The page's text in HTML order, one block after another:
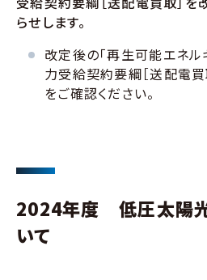
らせします。
改定後の「再生可能エネ
力受給契約要綱［送配電買
をご確認ください。
2024年度 低圧太陽
いて